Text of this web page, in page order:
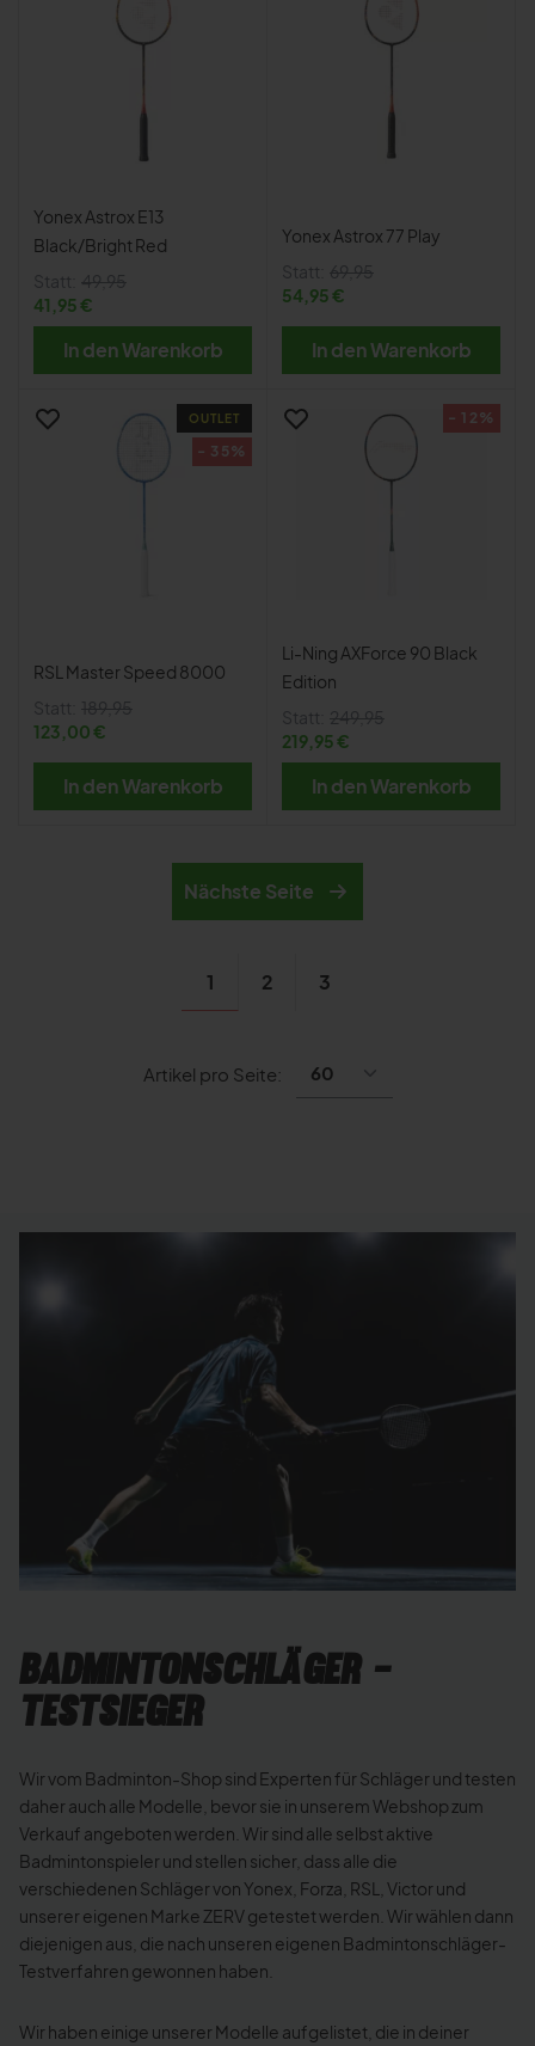
Yonex Astrox E13
Black/Bright Red
Statt: 49,95
41,95 €
In den Warenkorb
Yonex Astrox 77 Play
Statt: 69,95
54,95 €
In den Warenkorb
OUTLET
- 35%
RSL Master Speed 8000
Statt: 189,95
123,00 €
In den Warenkorb
- 12%
Li-Ning AXForce 90 Black
Edition
Statt: 249,95
219,95 €
In den Warenkorb
Nächste Seite
1 2 3
Artikel pro Seite:
Badmintonschläger -
Testsieger
Wir vom Badminton-Shop sind Experten für Schläger und testen
daher auch alle Modelle, bevor sie in unserem Webshop zum
Verkauf angeboten werden. Wir sind alle selbst aktive
Badmintonspieler und stellen sicher, dass alle die
verschiedenen Schläger von Yonex, Forza, RSL, Victor und
unserer eigenen Marke ZERV getestet werden. Wir wählen dann
diejenigen aus, die nach unseren eigenen Badmintonschläger-
Testverfahren gewonnen haben.
Wir haben einige unserer Modelle aufgelistet, die in deiner